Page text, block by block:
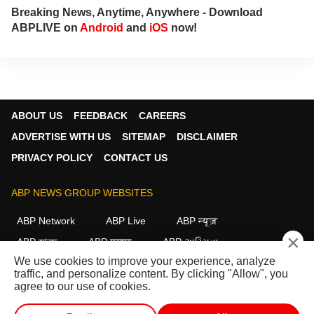
Breaking News, Anytime, Anywhere - Download
ABPLIVE on Android and iOS now!
ABOUT US FEEDBACK
CAREERS
ADVERTISE WITH US
SITEMAP
DISCLAIMER
PRIVACY POLICY
CONTACT US
ABP NEWS GROUP WEBSITES
ABP Network ABP Live
ABP न्यूज़
ABP আনন্দ
ABP माझा
ABP અસ્મિતા
ABP Ganga
ABP ਸਾਂਝਾ ABP நாடு ABP దేశం
FOLLOW US
×
We use cookies to improve your experience, analyze
traffic, and personalize content. By clicking "Allow", you
agree to our use of cookies.